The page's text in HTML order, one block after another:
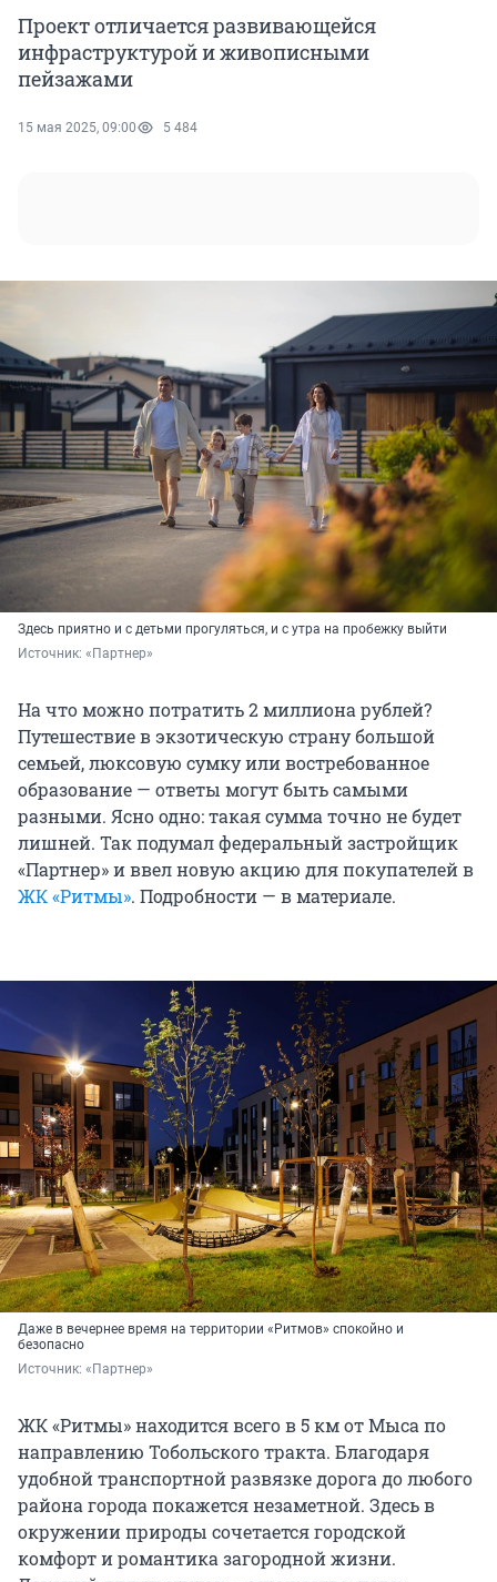
Проект отличается развивающейся
инфраструктурой и живописными
пейзажами
15 мая 2025, 09:00 5 484
Здесь приятно и с детьми прогуляться, и с утра на пробежку выйти
Источник: «Партнер»
На что можно потратить 2 миллиона рублей?
Путешествие в экзотическую страну большой
семьей, люксовую сумку или востребованное
образование — ответы могут быть самыми
разными. Ясно одно: такая сумма точно не будет
лишней. Так подумал федеральный застройщик
«Партнер» и ввел новую акцию для покупателей в
ЖК «Ритмы». Подробности — в материале.
Даже в вечернее время на территории «Ритмов» спокойно и
безопасно
Источник: «Партнер»
ЖК «Ритмы» находится всего в 5 км от Мыса по
направлению Тобольского тракта. Благодаря
удобной транспортной развязке дорога до любого
района города покажется незаметной. Здесь в
окружении природы сочетается городской
комфорт и романтика загородной жизни.